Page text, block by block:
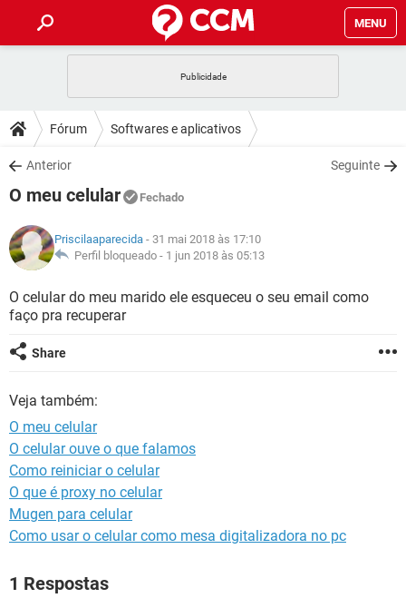
MENU
CELULAR FACEBOOK
OUTLOOK
INSTAGRAM
GUIA DE COMPRAS
DICAS
JOGOS WHATSAPP
INSTAGRAM GMAIL
GUIA DE COMPRAS
DOWNLOADS
JOGOS
CELULAR
OUTLOOK EXCEL
INSTAGRAM
GUIA DE COMPRAS
JOGOS WHATSAPP
CELULAR
OUTLOOK EXCEL
GLOSSÁRIO
JOGOS
CELULAR
OUTLOOK
GUIA DE COMPRAS
Fórum Softwares e aplicativos
Anterior Seguinte
O meu celular Fechado
Priscilaaparecida - 31 mai 2018 às 17:10
Perfil bloqueado - 1 jun 2018 às 05:13
O celular do meu marido ele esqueceu o seu email como
faço pra recuperar
Share
Veja também:
O meu celular
O celular ouve o que falamos
Como reiniciar o celular
O que é proxy no celular
Mugen para celular
Como usar o celular como mesa digitalizadora no pc
1 Respostas